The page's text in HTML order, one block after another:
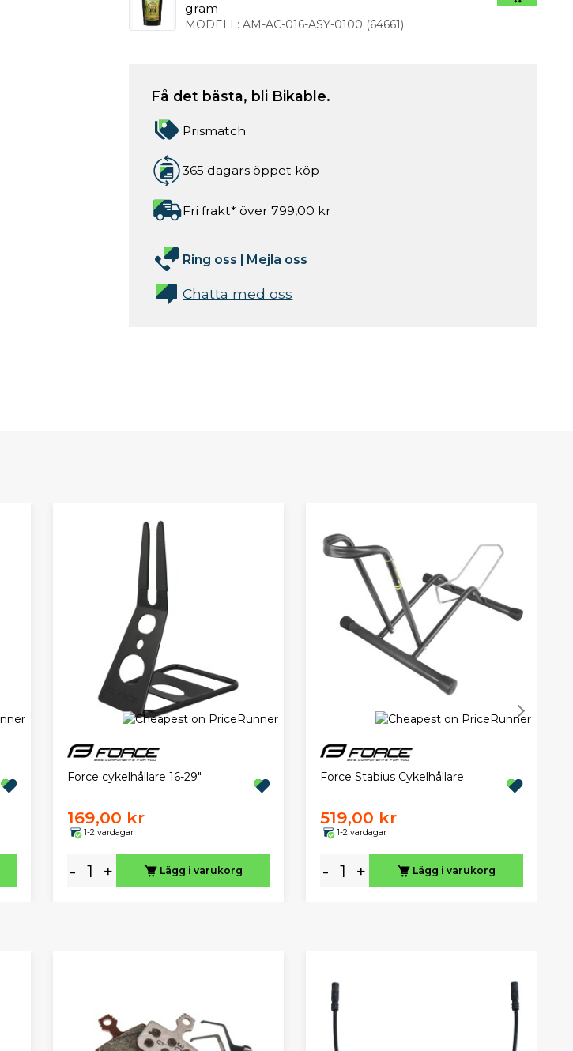
gram
MODELL: AM-AC-016-ASY-0100 (64661)
Få det bästa, bli Bikable.
Prismatch
365 dagars öppet köp
Fri frakt* över 799,00 kr
Ring oss | Mejla oss
Chatta med oss
Force cykelhållare 16-29"
169,00 kr
1-2 vardagar
- + Lägg i varukorg
Force Stabius Cykelhållare
519,00 kr
1-2 vardagar
- + Lägg i varukorg